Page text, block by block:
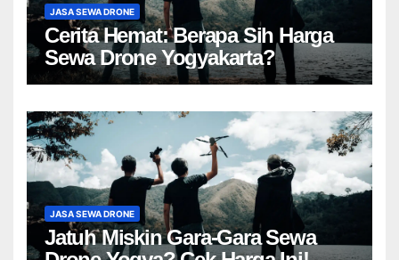
JASA SEWA DRONE
Cerita Hemat: Berapa Sih Harga
Sewa Drone Yogyakarta?
JASA SEWA DRONE
Jatuh Miskin Gara-Gara Sewa